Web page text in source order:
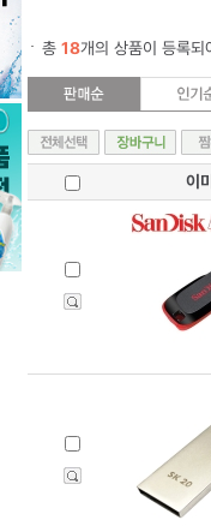
총 18개의 상품이 등록되
이